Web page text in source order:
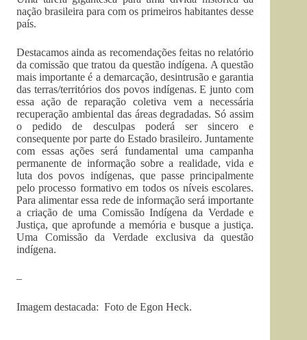
nação brasileira para com os primeiros habitantes desse
país.
Destacamos ainda as recomendações feitas no relatório
da comissão que tratou da questão indígena. A questão
mais importante é a demarcação, desintrusão e garantia
das terras/territórios dos povos indígenas. E junto com
essa ação de reparação coletiva vem a necessária
recuperação ambiental das áreas degradadas. Só assim
o pedido de desculpas poderá ser sincero e
consequente por parte do Estado brasileiro. Juntamente
com essas ações será fundamental uma campanha
permanente de informação sobre a realidade, vida e
luta dos povos indígenas, que passe principalmente
pelo processo formativo em todos os níveis escolares.
Para alimentar essa rede de informação será importante
a criação de uma Comissão Indígena da Verdade e
Justiça, que aprofunde a memória e busque a justiça.
Uma Comissão da Verdade exclusiva da questão
indígena.
–
Imagem destacada: Foto de Egon Heck.